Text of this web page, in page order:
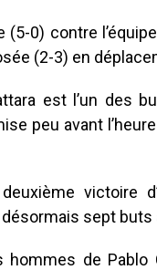
(5-0) contre
(2-3) en
est l’un des
peu avant
victoire
sept
de Pablo